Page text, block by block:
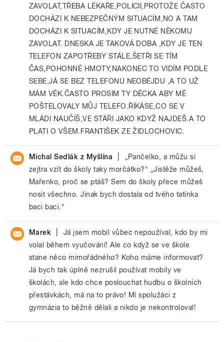
ZAVOLAT,TŘEBA LÉKAŘE,POLICII,PROTOŽE ČASTO
DOCHÁZI K NEBEZPEČNÝM SITUACÍM,NO A TAM
DOCHÁZI K SITUACÍM,KDY JE NUTNÉ NĚKOMU
ZAVOLAT. DNESKA JE TAKOVÁ DOBA ,KDY JE TEN
TELEFON ZAPOTŘEBY STÁLE,ŠETŘI SE TÍM
ČAS,POHONNÉ HMOTY,NAKONEC TO VIDÍM PODLE
SEBE,JÁ SE BEZ TELEFONU NEOBÉJDU ,A TO UŽ
MÁM VĚK.ČASTO PROSIM TY DĚCKA ABY MĚ
POŠTELOVALY MŮJ TELEFO.ŘÍKÁSE,CO SE V
MLÁDI NAUČÍŠ,VE STÁŘI JAKO KDYŽ NAJDEŠ.A TO
PLATI O VŠEM.FRANTIŠEK ZE ŽIDLOCHOVIC.
Michal Sedlák z Myšlína
„Pančelko, a můžu si
zejtra vzít do školy taky morčátko?“ „Jistěže můžeš,
Mařenko, proč se ptáš? Sem do školy přece můžeš
nosit všechno. Jinak bych dostala od tvého tatínka
baci baci.“
Marek
Já jsem mobil vůbec nepoužíval, kdo by mi
volal během vyučování! Ale co když se ve škole
stane něco mimořádného? Koho máme informovat?
Já bych tak úplně nezrušil používat mobily ve
školách, ale kdo chce poslouchat hudbu o školních
přestávkách, má na to právo! Mí spolužáci z
gymnázia to běžně dělali a nikdo je nekontroloval!